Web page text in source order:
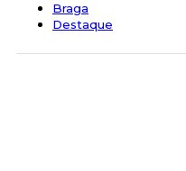
Braga
Destaque